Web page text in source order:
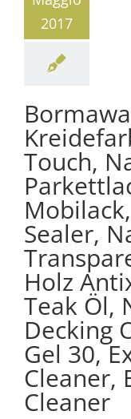
2017
Touch,
Sealer,
Holz
Teak Öl,
Decking
Gel 30,
Cleaner,
Cleaner